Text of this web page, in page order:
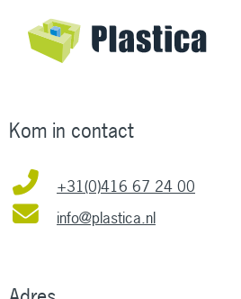
Kom in contact
+31(0)416 67 24 00
info@plastica.nl